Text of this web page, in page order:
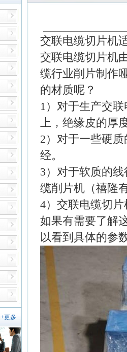
+更多
交联电缆切片机
交联电缆切片机
缆行业削片制作
的材质呢？
1）对于生产交
上，绝缘皮的厚
2）对于一些硬
经。
3）对于软质的
缆削片机（禧隆
4） 交联电缆切​片
如果有需要了解
以看到具体的参